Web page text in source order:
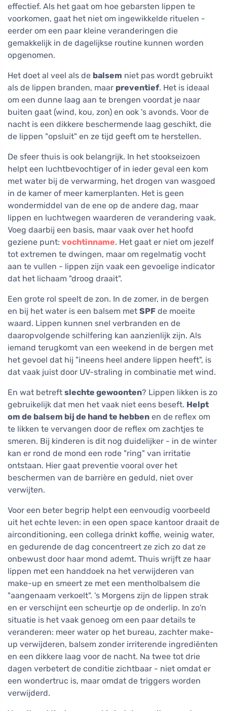
effectief. Als het gaat om hoe gebarsten lippen te
voorkomen, gaat het niet om ingewikkelde rituelen -
eerder om een paar kleine veranderingen die
gemakkelijk in de dagelijkse routine kunnen worden
opgenomen.
Het doet al veel als de balsem niet pas wordt gebruikt
als de lippen branden, maar preventief. Het is ideaal
om een dunne laag aan te brengen voordat je naar
buiten gaat (wind, kou, zon) en ook 's avonds. Voor de
nacht is een dikkere beschermende laag geschikt, die
de lippen "opsluit" en ze tijd geeft om te herstellen.
De sfeer thuis is ook belangrijk. In het stookseizoen
helpt een luchtbevochtiger of in ieder geval een kom
met water bij de verwarming, het drogen van wasgoed
in de kamer of meer kamerplanten. Het is geen
wondermiddel van de ene op de andere dag, maar
lippen en luchtwegen waarderen de verandering vaak.
Voeg daarbij een basis, maar vaak over het hoofd
geziene punt: vochtinname. Het gaat er niet om jezelf
tot extremen te dwingen, maar om regelmatig vocht
aan te vullen - lippen zijn vaak een gevoelige indicator
dat het lichaam "droog draait".
Een grote rol speelt de zon. In de zomer, in de bergen
en bij het water is een balsem met SPF de moeite
waard. Lippen kunnen snel verbranden en de
daaropvolgende schilfering kan aanzienlijk zijn. Als
iemand terugkomt van een weekend in de bergen met
het gevoel dat hij "ineens heel andere lippen heeft", is
dat vaak juist door UV-straling in combinatie met wind.
En wat betreft slechte gewoonten? Lippen likken is zo
gebruikelijk dat men het vaak niet eens beseft. Helpt
om de balsem bij de hand te hebben en de reflex om
te likken te vervangen door de reflex om zachtjes te
smeren. Bij kinderen is dit nog duidelijker - in de winter
kan er rond de mond een rode "ring" van irritatie
ontstaan. Hier gaat preventie vooral over het
beschermen van de barrière en geduld, niet over
verwijten.
Voor een beter begrip helpt een eenvoudig voorbeeld
uit het echte leven: in een open space kantoor draait de
airconditioning, een collega drinkt koffie, weinig water,
en gedurende de dag concentreert ze zich zo dat ze
onbewust door haar mond ademt. Thuis wrijft ze haar
lippen met een handdoek na het verwijderen van
make-up en smeert ze met een mentholbalsem die
"aangenaam verkoelt". 's Morgens zijn de lippen strak
en er verschijnt een scheurtje op de onderlip. In zo'n
situatie is het vaak genoeg om een paar details te
veranderen: meer water op het bureau, zachter make-
up verwijderen, balsem zonder irriterende ingrediënten
en een dikkere laag voor de nacht. Na twee tot drie
dagen verbetert de conditie zichtbaar - niet omdat er
een wondertruc is, maar omdat de triggers worden
verwijderd.